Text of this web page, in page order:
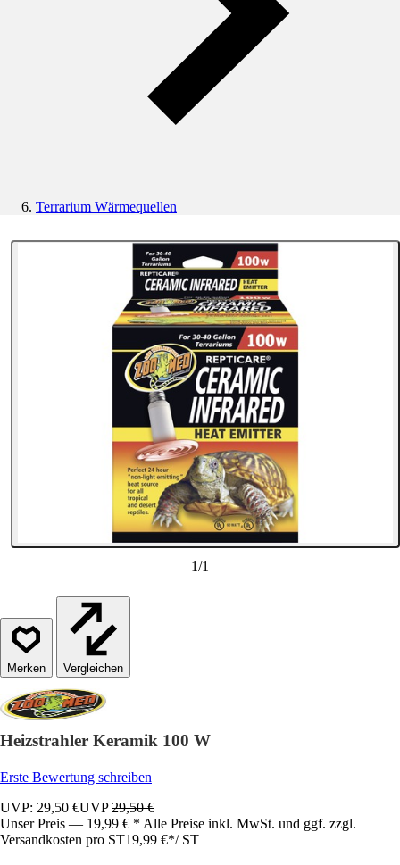
Terrarium Wärmequellen
1/1
Vergleichen
Heizstrahler Keramik 100 W
Erste Bewertung schreiben
UVP: 29,50 €UVP29,50 €
Unser Preis — 19,99 € * Alle Preise inkl. MwSt. und ggf. zzgl.
Versandkosten pro ST19,99 €*/ ST